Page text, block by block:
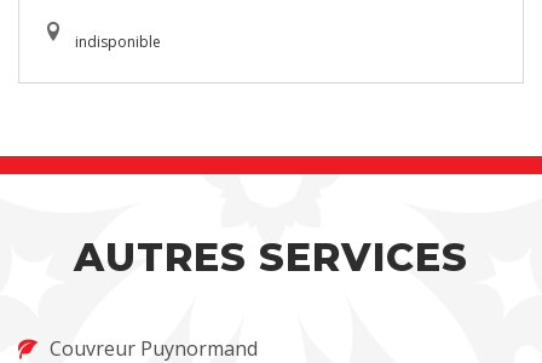
indisponible
AUTRES SERVICES
Couvreur Puynormand